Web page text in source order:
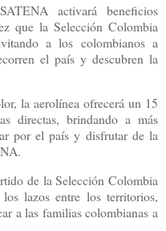
activará beneficios
que la Selección Colombia
a los colombianos a
el país y descubren la
la aerolínea ofrecerá un 15
directas, brindando a más
por el país y disfrutar de la
de la Selección Colombia
lazos entre los territorios,
a las familias colombianas a